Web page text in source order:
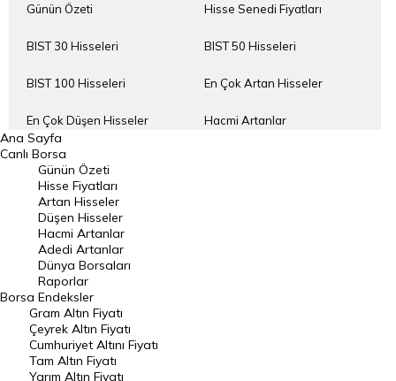
Günün Özeti Hisse Senedi Fiyatları
BIST 30 Hisseleri BIST 50 Hisseleri
BIST 100 Hisseleri En Çok Artan Hisseler
En Çok Düşen Hisseler Hacmi Artanlar
Geçmiş Kapanışlar
Raporlar
DÖVİZ
Dolar Kuru
Pound Kuru
Riyal Kuru
Ana Sayfa
Canlı Borsa
Borsa
Günün Özeti
Hisse Fiyatları
Artan Hisseler
Düşen Hisseler
Hacmi Artanlar
Adedi Artanlar
Dünya Borsaları
Raporlar
Endeksler
Gram Altın Fiyatı
Çeyrek Altın Fiyatı
Cumhuriyet Altını Fiyatı
Tam Altın Fiyatı
Yarım Altın Fiyatı